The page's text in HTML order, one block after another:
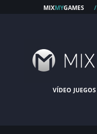
mixmygames /
vídeo juegos